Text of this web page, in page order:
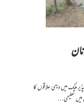
ملک میں دیہی علاقوں کا
تعلیمی...